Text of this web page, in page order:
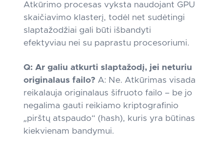
Atkūrimo procesas vyksta naudojant GPU
skaičiavimo klasterį, todėl net sudėtingi
slaptažodžiai gali būti išbandyti
efektyviau nei su paprastu procesoriumi.
Q: Ar galiu atkurti slaptažodį, jei neturiu
originalaus failo? A: Ne. Atkūrimas visada
reikalauja originalaus šifruoto failo – be jo
negalima gauti reikiamo kriptografinio
„pirštų atspaudo“ (hash), kuris yra būtinas
kiekvienam bandymui.